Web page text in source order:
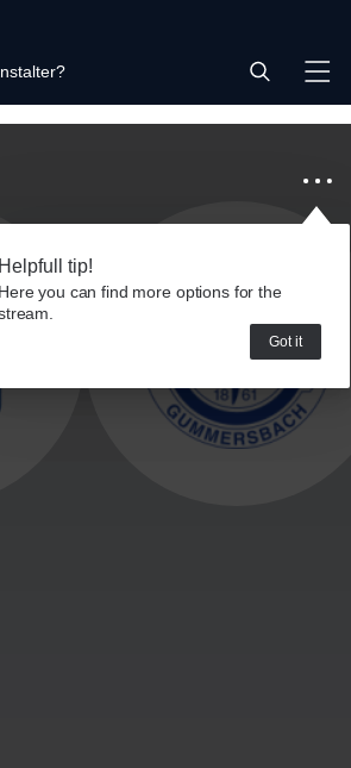
Helpfull tip!
Here you can find more options for the
Got it